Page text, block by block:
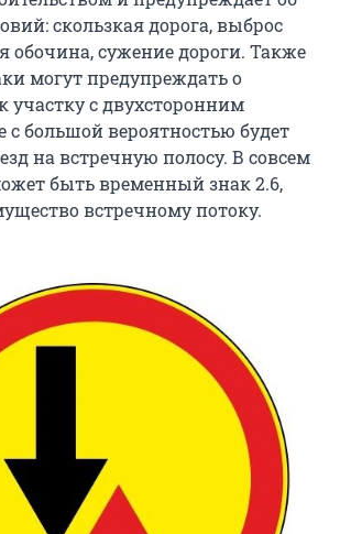
скользкая дорога, выброс
обочина, сужение дороги. Также
могут предупреждать о
с двухсторонним
с большой вероятностью будет
на встречную полосу. В совсем
быть временный знак 2.6,
встречному потоку.